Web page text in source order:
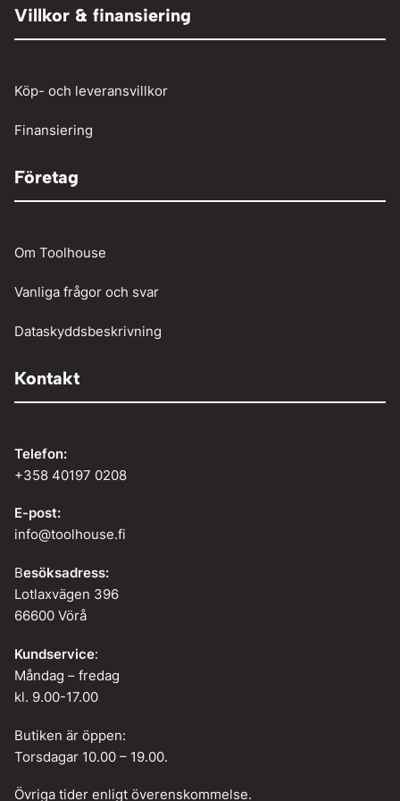
Verkstadstvätt
Vinschar
Person och paketbil
Villkor & finansiering
Köp- och leveransvillkor
Finansiering
Företag
Om Toolhouse
Vanliga frågor och svar
Dataskyddsbeskrivning
Kontakt
Telefon:
+358 40197 0208
E-post:
info@toolhouse.fi
Besöksadress:
Lotlaxvägen 396
66600 Vörå
Kundservice:
Måndag – fredag
kl. 9.00-17.00
Butiken är öppen:
Torsdagar 10.00 – 19.00.
Övriga tider enligt överenskommelse.